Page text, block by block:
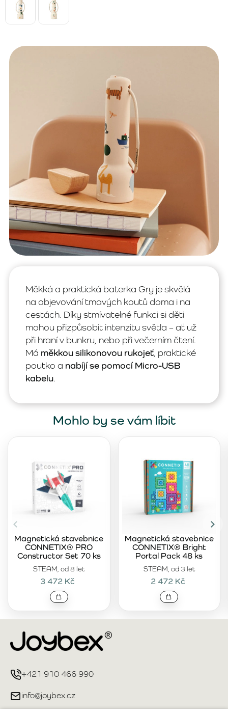
Měkká a praktická baterka Gry je skvělá
na objevování tmavých koutů doma i na
cestách. Díky stmívatelné funkci si děti
mohou přizpůsobit intenzitu světla – ať už
při hraní v bunkru, nebo při večerním čtení.
Má měkkou silikonovou rukojeť , praktické
poutko a nabíjí se pomocí Micro-USB
kabelu.
Mohlo by se vám líbit
STEAM, od 8 let
Magnetická stavebnice
CONNETIX® PRO
Constructor Set 70 ks
3 472 Kč
STEAM, od 3 let
Magnetická stavebnice
CONNETIX® Bright
Portal Pack 48 ks
2 472 Kč
+421 910 466 990
info@joybex.cz